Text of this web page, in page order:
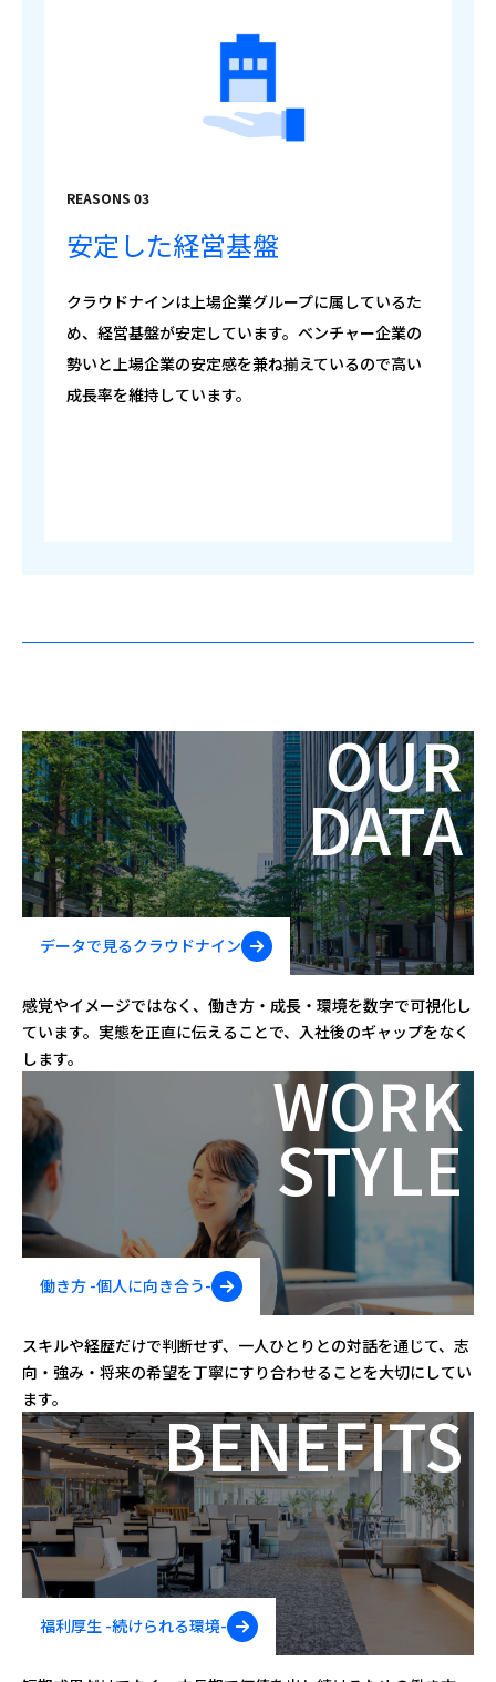
REASONS 03
安定した経営基盤
クラウドナインは上場企業グループに属しているた
め、経営基盤が安定しています。ベンチャー企業の
勢いと上場企業の安定感を兼ね揃えているので高い
成長率を維持しています。
OUR
DATA
データで見るクラウドナイン
感覚やイメージではなく、働き方・成長・環境を数字で可視化し
ています。実態を正直に伝えることで、入社後のギャップをなく
します。
WORK
STYLE
働き方 -⁠個人に向き合う-
スキルや経歴だけで判断せず、一人ひとりとの対話を通じて、志
向・強み・将来の希望を丁寧にすり合わせることを大切にしてい
ます。
BENEFITS
福利厚生 -⁠続けられる環境-